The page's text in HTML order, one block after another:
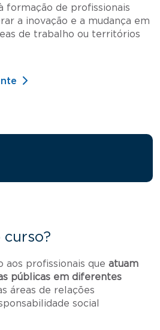
formação de profissionais
a inovação e a mudança em
de trabalho ou territórios
curso?
aos profissionais que atuam
públicas em diferentes
áreas de relações
social